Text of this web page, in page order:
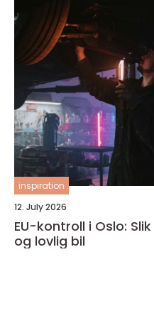
inspiration
12. July 2026
EU-kontroll i Oslo:
og lovlig bil